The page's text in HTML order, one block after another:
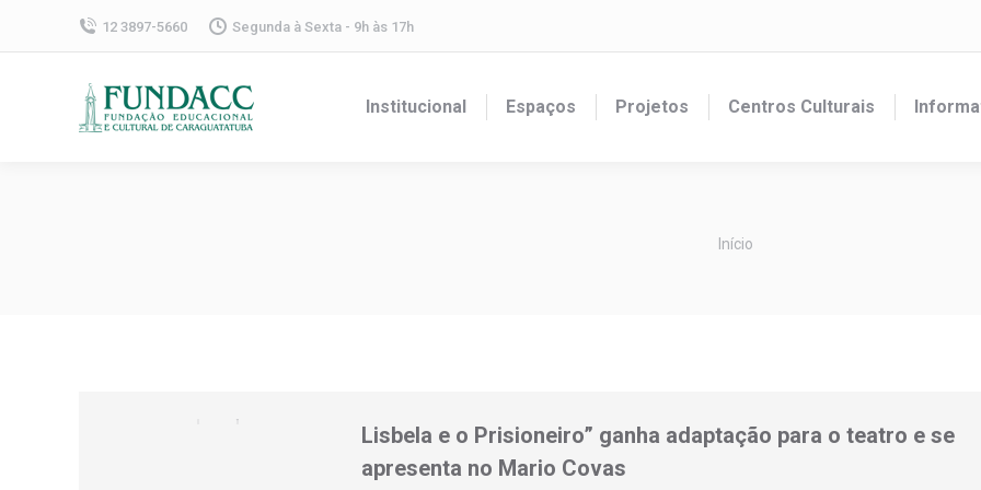
12 3897-5660 Segunda à Sexta - 9h às 17h
Institucional Espaços Projetos Centros Culturais
Você está aqui:
Início
Lisbela e o Prisioneiro” ganha adaptação para o teatro e se
apresenta no Mario Covas